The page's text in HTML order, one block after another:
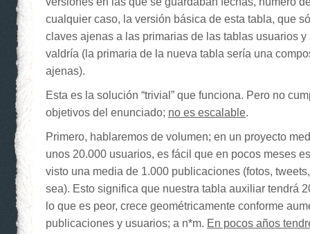
cualquier caso, la versión básica de esta tabla, que
claves ajenas a las primarias de las tablas usuarios
valdría (la primaria de la nueva tabla sería una
ajenas).
Esta es la solución “trivial” que funciona. Pero no
objetivos del enunciado; no es escalable.
Primero, hablaremos de volumen; en un proyecto
unos 20.000 usuarios, es fácil que en pocos meses
visto una media de 1.000 publicaciones (fotos,
sea). Esto significa que nuestra tabla auxiliar tendrá
lo que es peor, crece geométricamente conforme
publicaciones y usuarios; a n*m. En pocos años